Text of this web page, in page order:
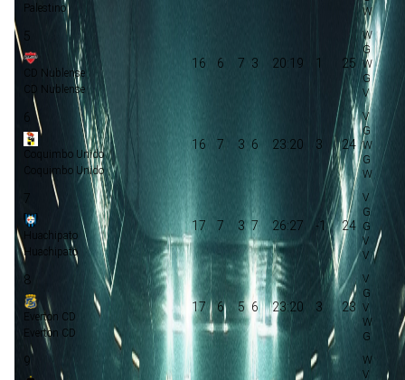
Palestino
5
CD Nublense
CD Nublense
16 6 7 3 20:19 1 25
6
Coquimbo Unido
Coquimbo Unido
16 7 3 6 23:20 3 24
7
Huachipato
Huachipato
17 7 3 7 26:27 -1 24
8
Everton CD
Everton CD
17 6 5 6 23:20 3 23
9